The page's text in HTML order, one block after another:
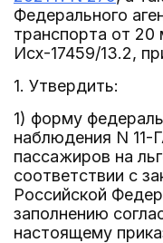
Федерального
транспорта от 20
Исх-17459/13.2,
1. Утвердить:
1) форму
наблюдения N 11-
пассажиров на
соответствии с
Российской
заполнению
настоящему